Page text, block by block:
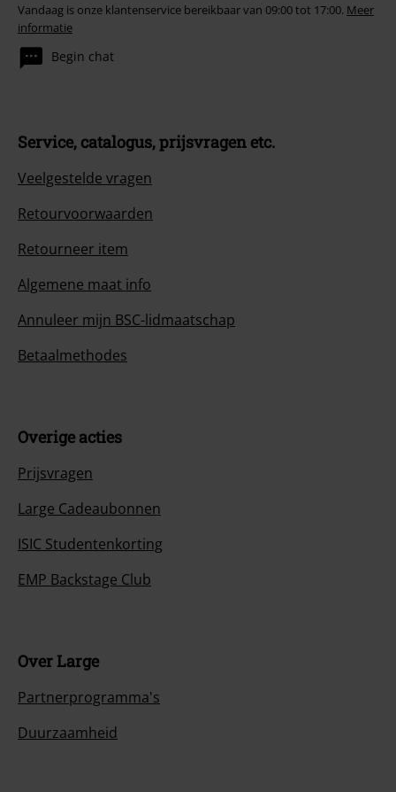
Vandaag is onze klantenservice bereikbaar van 09:00 tot 17:00. Meer
informatie
Begin chat
Service, catalogus, prijsvragen etc.
Veelgestelde vragen
Retourvoorwaarden
Retourneer item
Algemene maat info
Annuleer mijn BSC-lidmaatschap
Betaalmethodes
Overige acties
Prijsvragen
Large Cadeaubonnen
ISIC Studentenkorting
EMP Backstage Club
Over Large
Partnerprogramma's
Duurzaamheid